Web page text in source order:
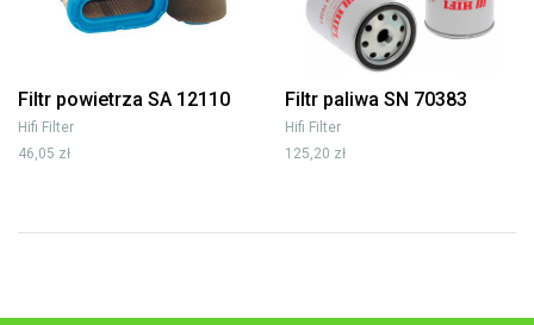
Filtr powietrza SA 12110
Hifi Filter
46,05 zł
Filtr paliwa SN 70383
Hifi Filter
125,20 zł